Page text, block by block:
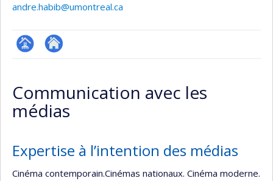
andre.habib@umontreal.ca
Page
(faculté,département,école)
Autre
web
Communication avec les
médias
Expertise à l’intention des médias
Cinéma contemporain.Cinémas nationaux. Cinéma moderne.